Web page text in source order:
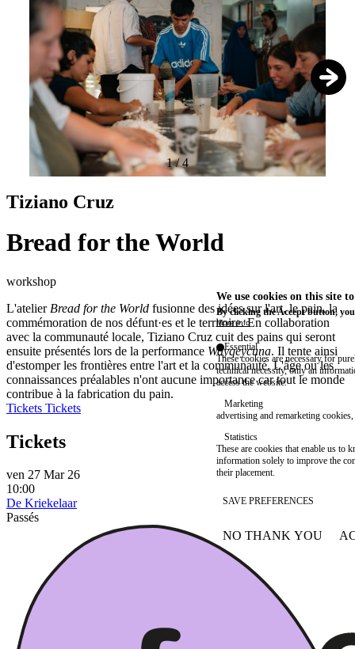
1/4
Tiziano Cruz
Bread for the World
workshop
L'atelier Bread for the World fusionne des idées sur l'art, le pain, la
commémoration de nos défunt·es et le territoire. En collaboration
avec la communauté locale, Tiziano Cruz cuit des pains qui seront
ensuite présentés lors de la performance Wayqeycuna. Il tente ainsi
d'estomper les frontières entre l'art et la communauté. L'âge ou les
connaissances préalables n'ont aucune importance car tout le monde
contribue à la fabrication du pain.
Tickets Tickets
Tickets
ven 27 Mar 26
10:00
De Kriekelaar
Passés
We use cookies on this site
By clicking the Accept button,
More info
Essential
These cookies are necessary for
technical necessity, only an
access the website.
Marketing
advertising and remarketing cookies,
Statistics
These are cookies that enable us to
information solely to improve the
their placement.
SAVE PREFERENCES
NO THANK YOU
WITHDRAW